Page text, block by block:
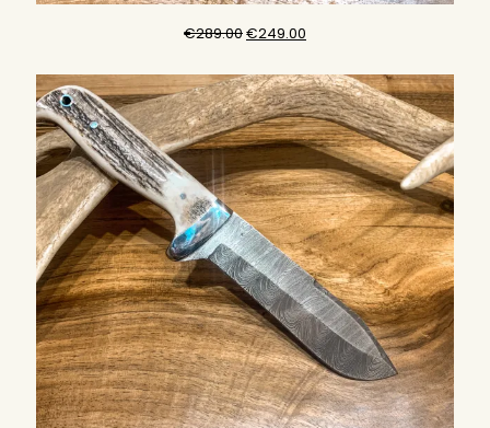
€289.00元
価
格
は
€289.00
し
た。
€249.00
の
価
格
は
€249.00
で
す。